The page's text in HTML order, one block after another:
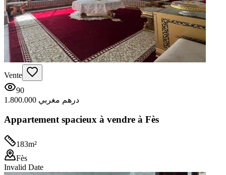
Vente
90
1.800.000 درهم مغربي
Appartement spacieux à vendre à Fès
183m²
Fès
Invalid Date